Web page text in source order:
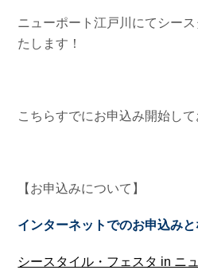
ニューポート江戸川にてシー
たします！
こちらすでにお申込み開始し
【お申込みについて】
インターネットでのお申込み
シースタイル・フェスタ in ニ